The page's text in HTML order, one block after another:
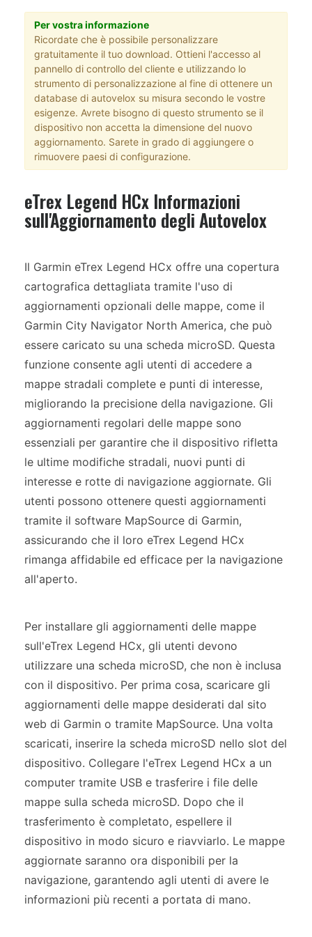
Per vostra informazione
Ricordate che è possibile personalizzare
gratuitamente il tuo download. Ottieni l'accesso al
pannello di controllo del cliente e utilizzando lo
strumento di personalizzazione al fine di ottenere un
database di autovelox su misura secondo le vostre
esigenze. Avrete bisogno di questo strumento se il
dispositivo non accetta la dimensione del nuovo
aggiornamento. Sarete in grado di aggiungere o
rimuovere paesi di configurazione.
eTrex Legend HCx Informazioni
sull'Aggiornamento degli Autovelox
Il Garmin eTrex Legend HCx offre una copertura
cartografica dettagliata tramite l'uso di
aggiornamenti opzionali delle mappe, come il
Garmin City Navigator North America, che può
essere caricato su una scheda microSD. Questa
funzione consente agli utenti di accedere a
mappe stradali complete e punti di interesse,
migliorando la precisione della navigazione. Gli
aggiornamenti regolari delle mappe sono
essenziali per garantire che il dispositivo rifletta
le ultime modifiche stradali, nuovi punti di
interesse e rotte di navigazione aggiornate. Gli
utenti possono ottenere questi aggiornamenti
tramite il software MapSource di Garmin,
assicurando che il loro eTrex Legend HCx
rimanga affidabile ed efficace per la navigazione
all'aperto.
Per installare gli aggiornamenti delle mappe
sull'eTrex Legend HCx, gli utenti devono
utilizzare una scheda microSD, che non è inclusa
con il dispositivo. Per prima cosa, scaricare gli
aggiornamenti delle mappe desiderati dal sito
web di Garmin o tramite MapSource. Una volta
scaricati, inserire la scheda microSD nello slot del
dispositivo. Collegare l'eTrex Legend HCx a un
computer tramite USB e trasferire i file delle
mappe sulla scheda microSD. Dopo che il
trasferimento è completato, espellere il
dispositivo in modo sicuro e riavviarlo. Le mappe
aggiornate saranno ora disponibili per la
navigazione, garantendo agli utenti di avere le
informazioni più recenti a portata di mano.